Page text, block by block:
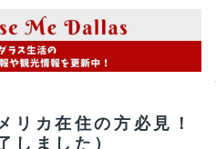
リカ在住の方必見！
しました）